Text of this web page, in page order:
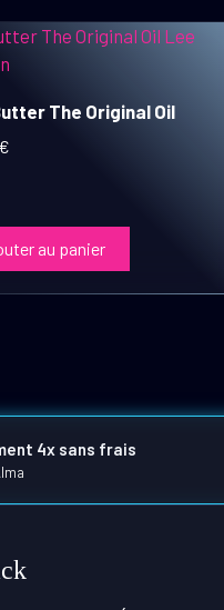
The Original Oil
€
au panier
4x sans frais